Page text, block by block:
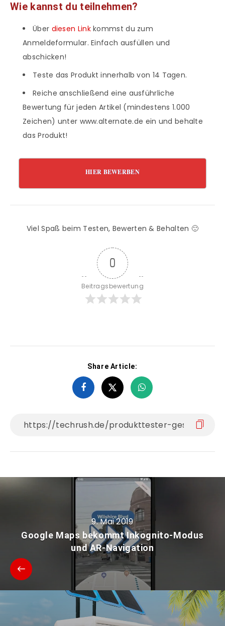
Wie kannst du teilnehmen?
Über diesen Linkkommst du zum
Anmeldeformular. Einfach ausfüllen und
abschicken!
Teste das Produkt innerhalb von 14 Tagen.
Reiche anschließend eine ausführliche
Bewertung für jeden Artikel (mindestens 1.000
Zeichen) unter www.alternate.de ein und behalte
das Produkt!
HIER BEWERBEN
Viel Spaß beim Testen, Bewerten & Behalten 🙂
0
Beitragsbewertung
Share Article:
9. Mai 2019
Google Maps bekommt Inkognito-Modus
und AR-Navigation